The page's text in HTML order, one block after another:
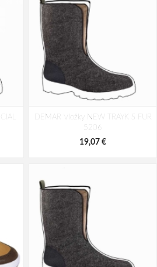
103,70 €
DEMAR Vložky NEW TRAYK S FUR
5206
19,07 €